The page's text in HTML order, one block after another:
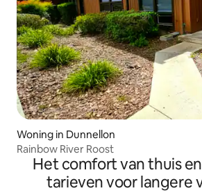
Woning in Dunnellon
Rainbow River Roost
Het comfort van thuis
tarieven voor langere